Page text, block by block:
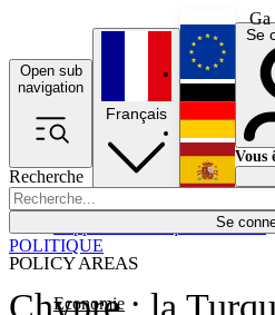
Ga
Open sub
navigation
Recherche
Se
POLICY AREAS
Economie
Économie
Français
Se
Vous
POLITIQUE